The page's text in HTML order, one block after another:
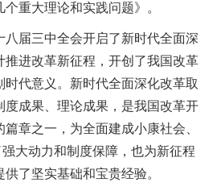
重大理论和实践问题》。
届三中全会开启了新时代全面深
推进改革新征程，开创了我国改革
代意义。新时代全面深化改革取
度成果、理论成果，是我国改革开
章之一，为全面建成小康社会、
大动力和制度保障，也为新征程
了坚实基础和宝贵经验。